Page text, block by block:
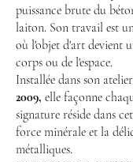
puissance brute du
laiton. Son travail est
où l'objet d'art devient
corps ou de l'espace.
Installée dans son
2009, elle façonne
signature réside dans
force minérale et la
métalliques.